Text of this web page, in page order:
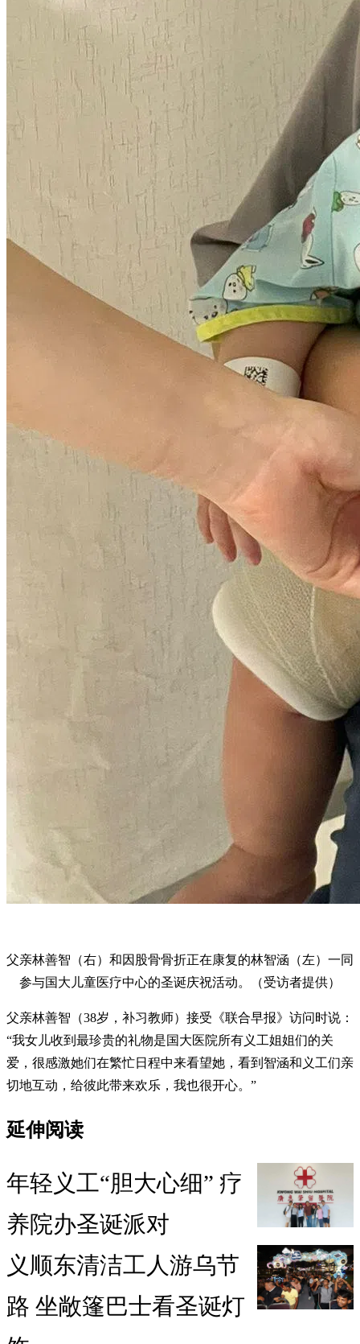
父亲林善智（右）和因股骨骨折正在康复的林智涵（左）一同
参与国大儿童医疗中心的圣诞庆祝活动。（受访者提供）
父亲林善智（38岁，补习教师）接受《联合早报》访问时说：
“我女儿收到最珍贵的礼物是国大医院所有义工姐姐们的关
爱，很感激她们在繁忙日程中来看望她，看到智涵和义工们亲
切地互动，给彼此带来欢乐，我也很开心。”
延伸阅读
年轻义工“胆大心细” 疗
养院办圣诞派对
义顺东清洁工人游乌节
路 坐敞篷巴士看圣诞灯